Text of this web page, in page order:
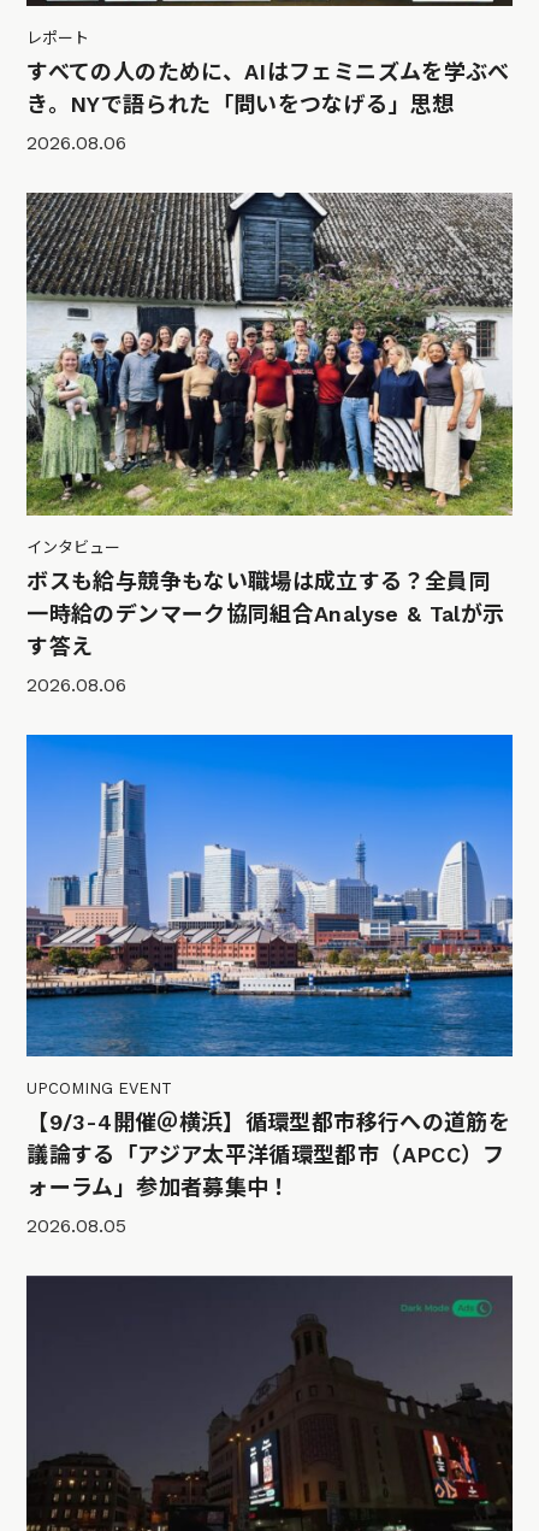
レポート
すべての人のために、AIはフェミニズムを学ぶべ
き。NYで語られた「問いをつなげる」思想
2026.08.06
インタビュー
ボスも給与競争もない職場は成立する？全員同
一時給のデンマーク協同組合Analyse & Talが示
す答え
2026.08.06
UPCOMING EVENT
【9/3-4開催＠横浜】循環型都市移行への道筋を
議論する「アジア太平洋循環型都市（APCC）フ
ォーラム」参加者募集中！
2026.08.05